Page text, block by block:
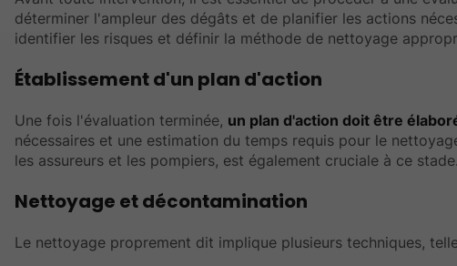
déterminer l'ampleur des dégâts et de planifier les actions
identifier les risques et définir la méthode de nettoyage
Établissement d'un plan d'action
Une fois l'évaluation terminée, un plan d'action doit être
nécessaires et une estimation du temps requis pour le
les assureurs et les pompiers, est également cruciale à ce stade.
Nettoyage et décontamination
Le nettoyage proprement dit implique plusieurs techniques,